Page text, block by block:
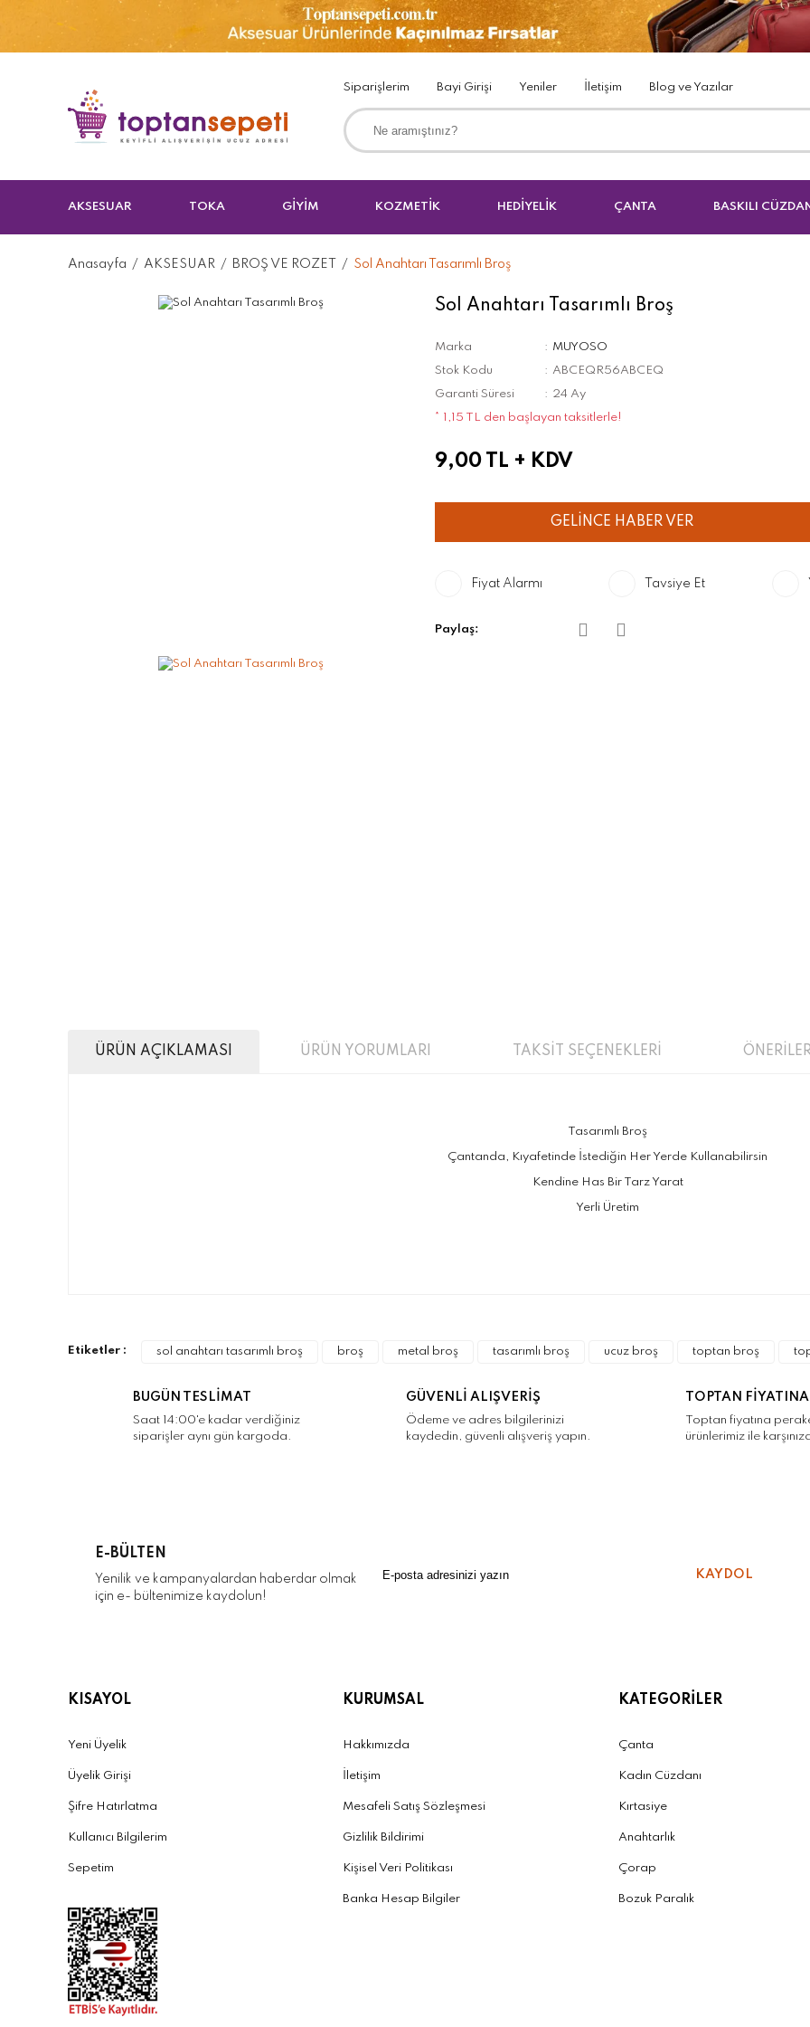
Siparişlerim Bayi Girişi Yeniler İletişim Blog ve Yazılar
AKSESUAR TOKA GİYİM KOZMETİK HEDİYELİK ÇANTA BASKILI
Anasayfa AKSESUAR BROŞ VE ROZET Sol Anahtarı Tasarımlı Broş
Sol Anahtarı Tasarımlı Broş
Marka
MUYOSO
Stok Kodu
ABCEQR56ABCEQ
Garanti Süresi
24 Ay
* 1,15 TL den başlayan taksitlerle!
9,00 TL + KDV
GELİNCE HABER VER
Fiyat Alarmı Tavsiye Et
Paylaş:
ÜRÜN AÇIKLAMASI ÜRÜN YORUMLARI TAKSİT SEÇENEKLERİ
Tasarımlı Broş
Çantanda, Kıyafetinde İstediğin Her Yerde Kullanabilirsin
Kendine Has Bir Tarz Yarat
Yerli Üretim
Ürün bilgilerinde hatalar bulunuyor.
Ürün fiyatı diğer sitelerden daha pahalı.
Bu ürüne benzer farklı alternatifler olmalı.
Etiketler : sol anahtarı tasarımlı broş broş metal broş tasarımlı broş ucuz broş toptan broş
BUGÜN TESLİMAT
Saat 14:00'e kadar verdiğiniz
siparişler aynı gün kargoda.
GÜVENLİ ALIŞVERİŞ
Ödeme ve adres bilgilerinizi
kaydedin, güvenli alışveriş yapın.
TOPTAN FİYATINA
Toptan fiyatına
ürünlerimiz ile
E-BÜLTEN
Yenilik ve kampanyalardan haberdar olmak
için e- bültenimize kaydolun!
KAYDOL
KISAYOL
Yeni Üyelik
Üyelik Girişi
Şifre Hatırlatma
Kullanıcı Bilgilerim
Sepetim
KURUMSAL
Hakkımızda
İletişim
Mesafeli Satış Sözleşmesi
Gizlilik Bildirimi
Kişisel Veri Politikası
Banka Hesap Bilgiler
KATEGORİLER
Çanta
Kadın Cüzdanı
Kırtasiye
Anahtarlık
Çorap
Bozuk Paralık